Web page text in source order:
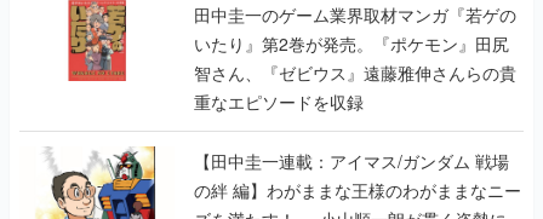
田中圭一のゲーム業界取材マンガ『若ゲの
いたり』第2巻が発売。『ポケモン』田尻
智さん、『ゼビウス』遠藤雅伸さんらの貴
重なエピソードを収録
【田中圭一連載：アイマス/ガンダム 戦場
の絆 編】わがままな王様のわがままなニー